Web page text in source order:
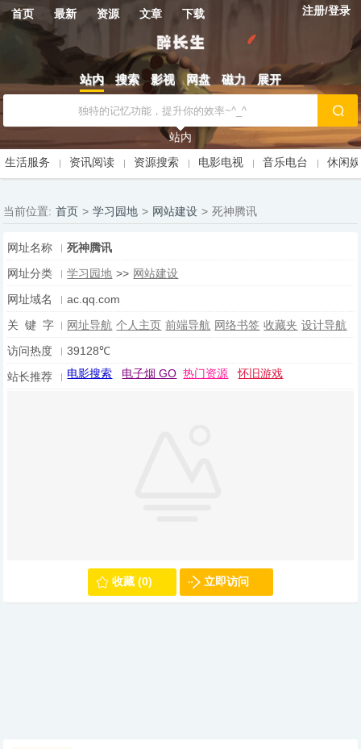
首页 最新 资源 文章 下载 注册/登录
站内 搜索 影视 网盘 磁力 展开
站内
生活服务
资讯阅读 资源搜索 电影电视 音乐电台 休闲
当前位置: 首页 > 学习园地 > 网站建设 > 死神腾讯
网址名称
死神腾讯
网址分类
学习园地 >> 网站建设
网址域名
ac.qq.com
关 键 字
网址导航 个人主页 前端导航 网络书签 收藏夹 设计导航
访问热度
39128℃
站长推荐
电影搜索 电子烟 GO 热门资源 怀旧游戏
收藏 (0) 立即访问